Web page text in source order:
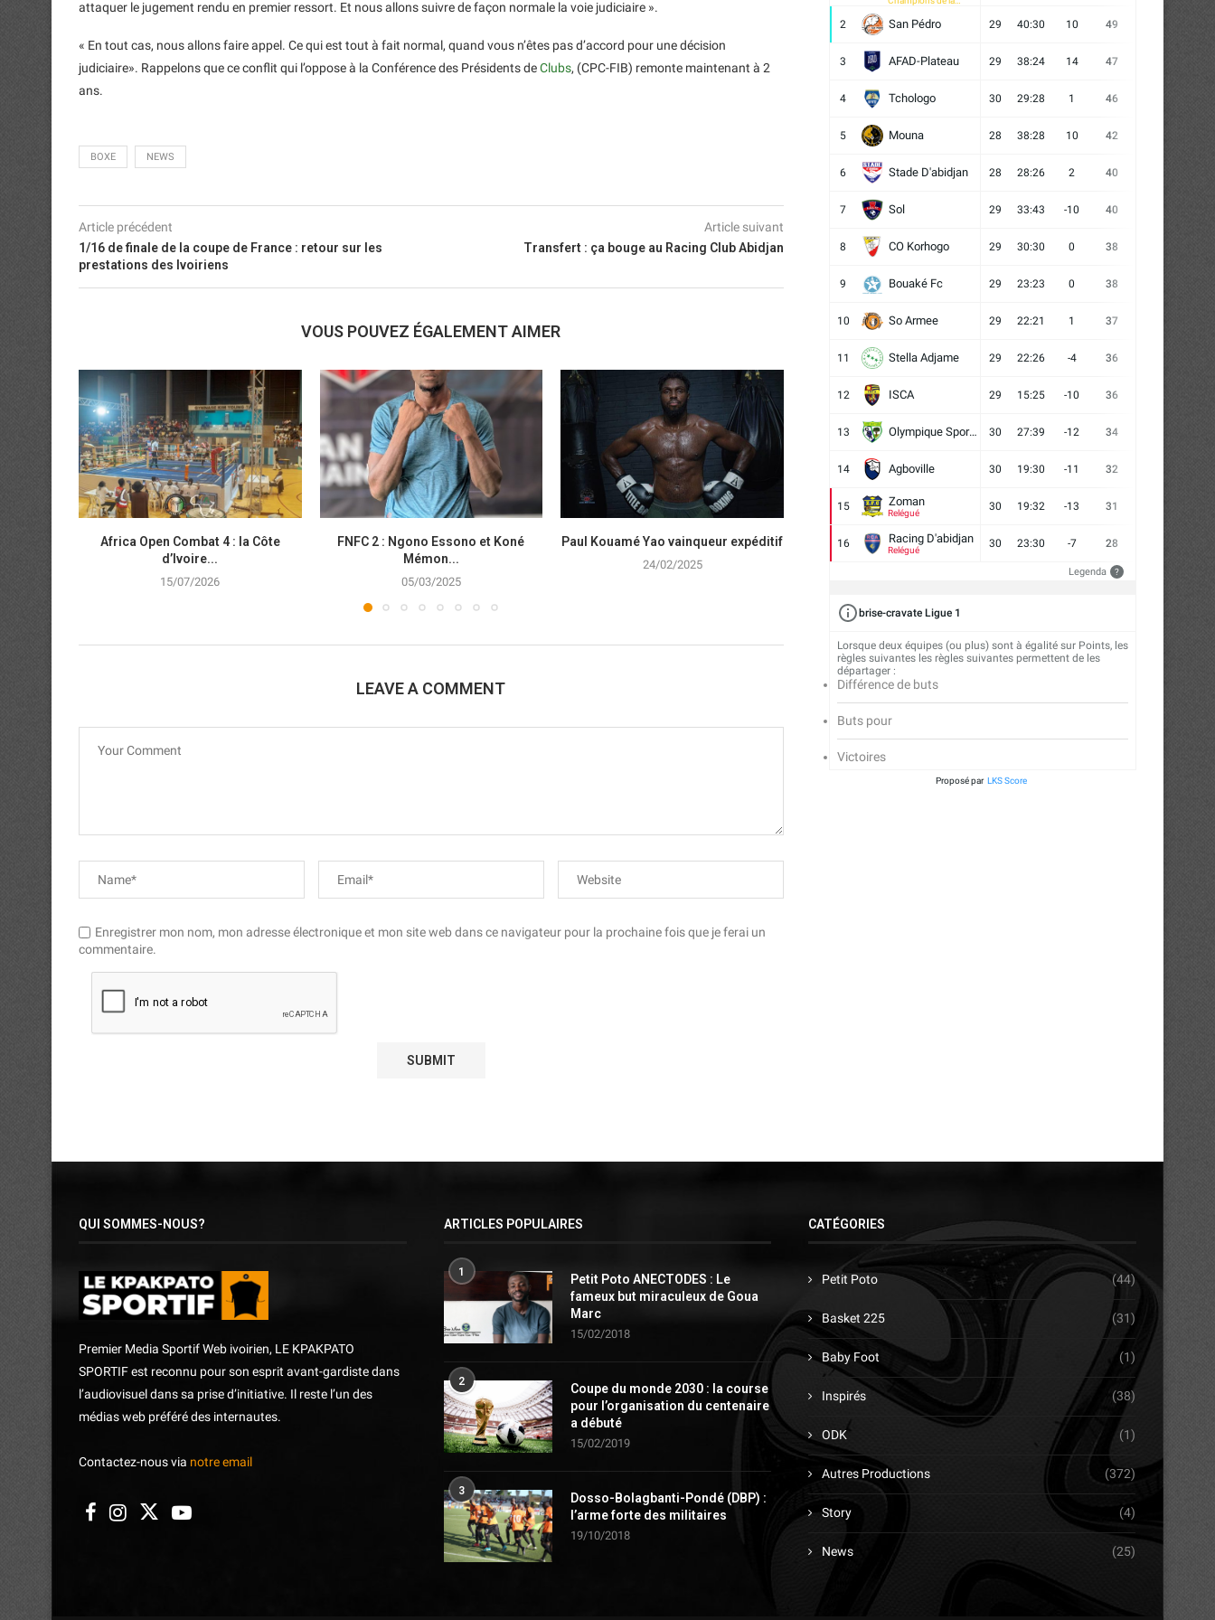
attaquer le jugement rendu en premier ressort. Et nous allons suivre de façon normale la voie judiciaire ».
« En tout cas, nous allons faire appel. Ce qui est tout à fait normal, quand vous n’êtes pas d’accord pour une décision
judiciaire». Rappelons que ce conflit qui l’oppose à la Conférence des Présidents deClubs, (CPC-FIB) remonte maintenant à 2
ans.
BOXE NEWS
Article précédent
1/16 de finale de la coupe de France : retour sur les
prestations des Ivoiriens
Article suivant
Transfert : ça bouge au Racing Club Abidjan
VOUS POUVEZ ÉGALEMENT AIMER
Africa Open Combat 4 : la Côte
d’Ivoire...
15/07/2026
FNFC 2 : Ngono Essono et Koné
Mémon...
05/03/2025
Paul Kouamé Yao vainqueur expéditif
24/02/2025
PFL Europe Championship : Mickael
Groguhé affrontera Lamine...
Arts Martiaux Mixtes : La
LEAVE A COMMENT
Enregistrer mon nom, mon adresse électronique et mon site web dans ce navigateur pour la prochaine fois que je ferai un
commentaire.
2 San Pédro 29 40:30 10 49
3 AFAD-Plateau 29 38:24 14 47
4 Tchologo 30 29:28 1 46
5 Mouna 28 38:28 10 42
6 Stade D'abidjan 28 28:26 2 40
7 Sol 29 33:43 -10 40
8 CO Korhogo 29 30:30 0 38
9 Bouaké Fc 29 23:23 0 38
10 So Armee 29 22:21 1 37
11 Stella Adjame 29 22:26 -4 36
12 ISCA 29 15:25 -10 36
13 Olympique Sport d'Abobo FC 30 27:39 -12 34
14 Agboville 30 19:30 -11 32
15 Zoman
Relégué
30 19:32 -13 31
16 Racing D'abidjan
Relégué
30 23:30 -7 28
Legenda ?
brise-cravate Ligue 1
Lorsque deux équipes (ou plus) sont à égalité sur Points, les
règles suivantes les règles suivantes permettent de les
départager :
Différence de buts
Buts pour
Victoires
Proposé par LKS Score
QUI SOMMES-NOUS?
Premier Media Sportif Web ivoirien, LE KPAKPATO
SPORTIF est reconnu pour son esprit avant-gardiste dans
l’audiovisuel dans sa prise d’initiative. Il reste l’un des
médias web préféré des internautes.
Contactez-nous via notre email
ARTICLES POPULAIRES
1
Petit Poto ANECTODES : Le
fameux but miraculeux de Goua
Marc
15/02/2018
2
Coupe du monde 2030 : la course
pour l’organisation du centenaire
a débuté
15/02/2019
3
Dosso-Bolagbanti-Pondé (DBP) :
l’arme forte des militaires
19/10/2018
CATÉGORIES
Petit Poto (44)
Basket 225 (31)
Baby Foot (1)
Inspirés (38)
ODK (1)
Autres Productions (372)
Story (4)
News (25)